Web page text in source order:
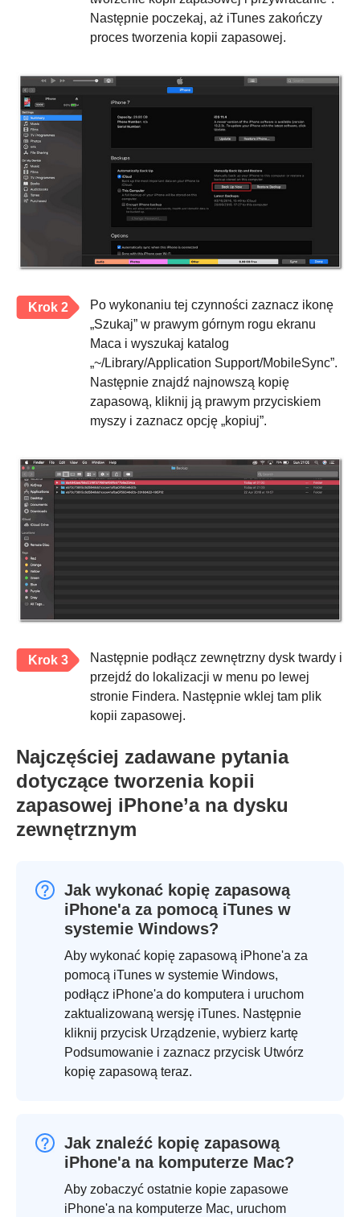
Następnie poczekaj, aż iTunes zakończy
proces tworzenia kopii zapasowej.
Krok 2
Po wykonaniu tej czynności zaznacz ikonę
„Szukaj” w prawym górnym rogu ekranu
Maca i wyszukaj katalog
„~/Library/Application Support/MobileSync”.
Następnie znajdź najnowszą kopię
zapasową, kliknij ją prawym przyciskiem
myszy i zaznacz opcję „kopiuj”.
Krok 3
Następnie podłącz zewnętrzny dysk twardy i
przejdź do lokalizacji w menu po lewej
stronie Findera. Następnie wklej tam plik
kopii zapasowej.
Najczęściej zadawane pytania
dotyczące tworzenia kopii
zapasowej iPhone’a na dysku
zewnętrznym
Jak wykonać kopię zapasową
iPhone'a za pomocą iTunes w
systemie Windows?
Aby wykonać kopię zapasową iPhone'a za
pomocą iTunes w systemie Windows,
podłącz iPhone'a do komputera i uruchom
zaktualizowaną wersję iTunes. Następnie
kliknij przycisk Urządzenie, wybierz kartę
Podsumowanie i zaznacz przycisk Utwórz
kopię zapasową teraz.
Jak znaleźć kopię zapasową
iPhone'a na komputerze Mac?
Aby zobaczyć ostatnie kopie zapasowe
iPhone'a na komputerze Mac, uruchom